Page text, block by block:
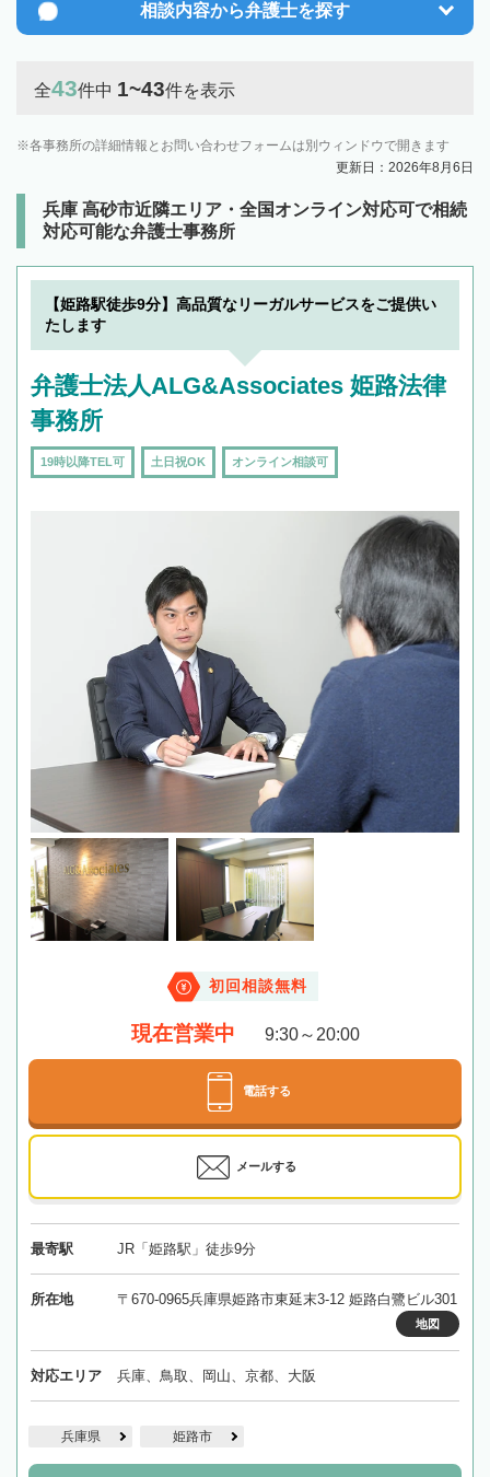
相談内容から弁護士を探す
全43件中 1~43件を表示
各事務所の詳細情報とお問い合わせフォームは別ウィンドウで開きます
更新日：2026年8月6日
兵庫 高砂市近隣エリア・全国オンライン対応可で相続
対応可能な弁護士事務所
【姫路駅徒歩9分】高品質なリーガルサービスをご提供い
たします
弁護士法人ALG&Associates 姫路法律
事務所
19時以降TEL可 土日祝OK オンライン相談可
初回相談無料
現在営業中 9:30～20:00
電話する
メールする
最寄駅 JR「姫路駅」徒歩9分
所在地 〒670-0965兵庫県姫路市東延末3-12 姫路白鷺ビル301
地図
対応エリア 兵庫、鳥取、岡山、京都、大阪
兵庫県 姫路市